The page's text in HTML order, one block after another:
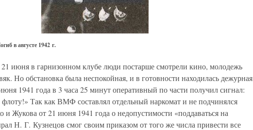
в августе 1942 г.
июня в гарнизонном клубе люди постарше смотрели кино, молодежь
Но обстановка была неспокойная, и в готовности находилась дежурная
1941 года в 3 часа 25 минут оперативный по части получил сигнал:
Так как ВМФ составлял отдельный наркомат и не подчинялся
и Жукова от 21 июня 1941 года о недопустимости «поддаваться на
Н. Г. Кузнецов смог своим приказом от того же числа привести все